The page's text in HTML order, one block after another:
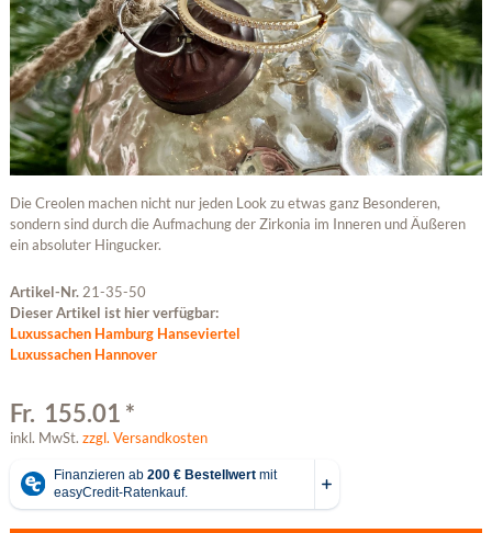
Die Creolen machen nicht nur jeden Look zu etwas ganz Besonderen,
sondern sind durch die Aufmachung der Zirkonia im Inneren und Äußeren
ein absoluter Hingucker.
Artikel-Nr. 21-35-50
Dieser Artikel ist hier verfügbar:
Luxussachen Hamburg Hanseviertel
Luxussachen Hannover
Fr. 155.01 *
inkl. MwSt. zzgl. Versandkosten